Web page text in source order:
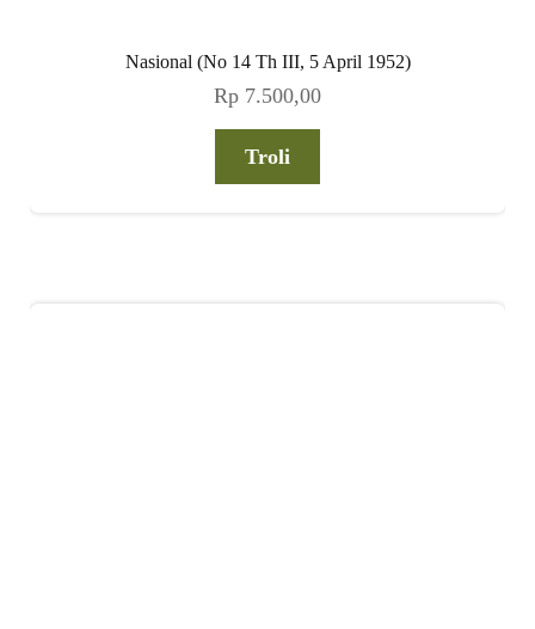
Nasional (No 14 Th III, 5 April 1952)
Rp 7.500,00
Troli